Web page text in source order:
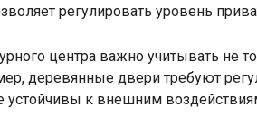
регулировать уровень
центра важно учитывать не
деревянные двери требуют
устойчивы к внешним